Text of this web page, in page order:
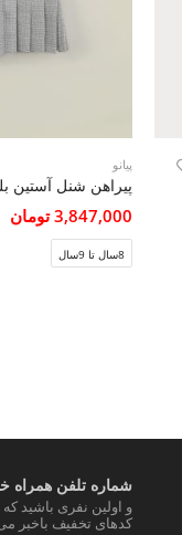
پیانو
پیراهن شنل آستین
3,847,000 تومان
8سال تا 9سال
شماره تلفن همراه
و اولین نفری باشید
کدهای تخفیف باخبر